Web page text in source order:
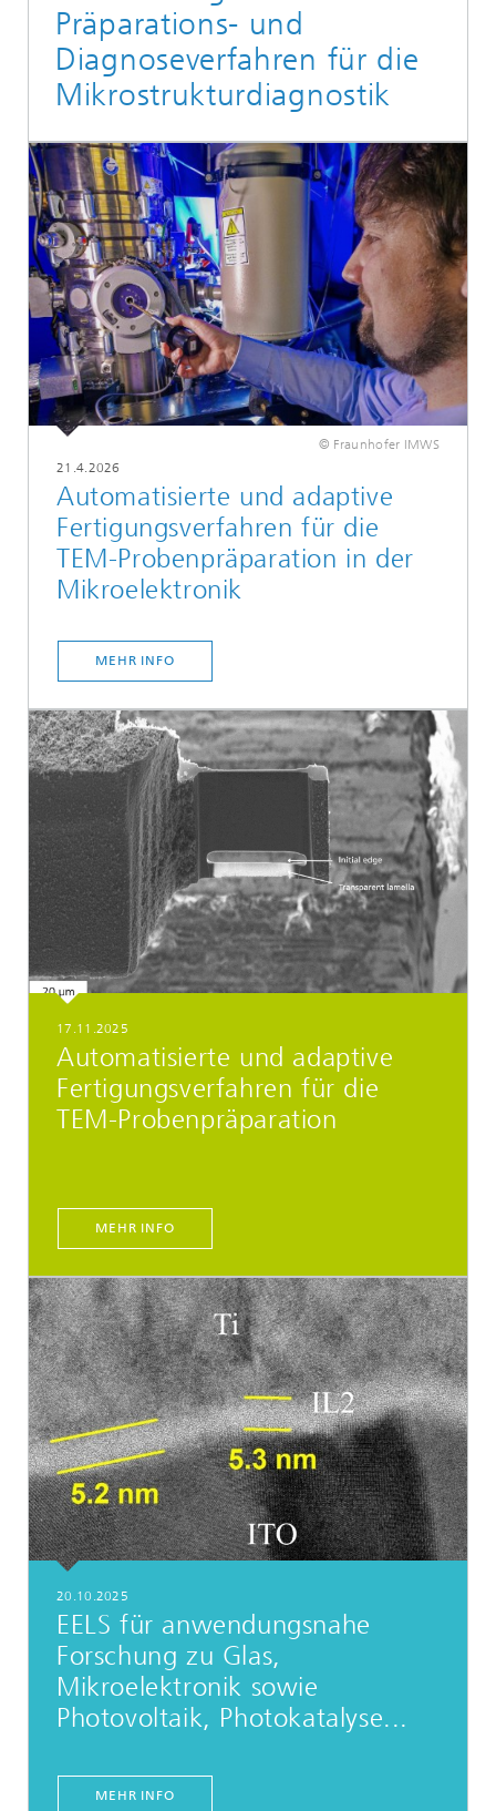
Präparations- und
Diagnoseverfahren für die
Mikrostrukturdiagnostik
© Fraunhofer IMWS
21.4.2026
Automatisierte und adaptive
Fertigungsverfahren für die
TEM-Probenpräparation in der
Mikroelektronik
MEHR INFO
17.11.2025
Automatisierte und adaptive
Fertigungsverfahren für die
TEM-Probenpräparation
MEHR INFO
20.10.2025
EELS für anwendungsnahe
Forschung zu Glas,
Mikroelektronik sowie
Photovoltaik, Photokatalyse...
MEHR INFO